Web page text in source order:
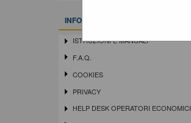
INFORMAZIONI
ISTRUZIONI E MANUALI
F.A.Q.
COOKIES
PRIVACY
HELP DESK OPERATORI ECONOMICI